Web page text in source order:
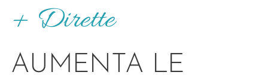
+ Dirette
AUMENTA LE